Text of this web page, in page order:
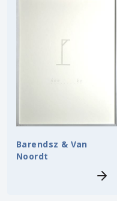
Barendsz & Van
Noordt